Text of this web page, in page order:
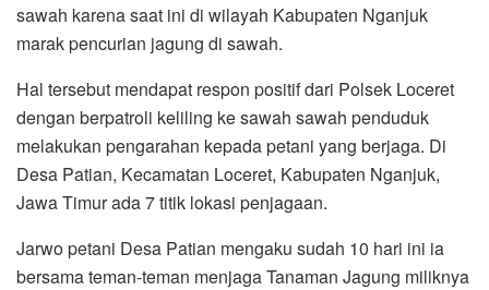
sawah karena saat ini di wilayah Kabupaten Nganjuk
marak pencurian jagung di sawah.
Hal tersebut mendapat respon positif dari Polsek Loceret
dengan berpatroli keliling ke sawah sawah penduduk
melakukan pengarahan kepada petani yang berjaga. Di
Desa Patian, Kecamatan Loceret, Kabupaten Nganjuk,
Jawa Timur ada 7 titik lokasi penjagaan.
Jarwo petani Desa Patian mengaku sudah 10 hari ini ia
bersama teman-teman menjaga Tanaman Jagung miliknya